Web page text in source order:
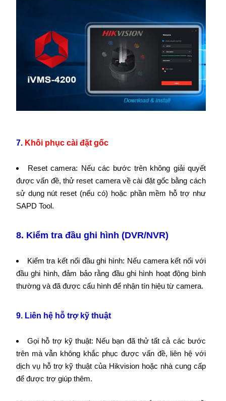
7. Khôi phục cài đặt gốc
Reset camera: Nếu các bước trên không giải quyết
được vấn đề, thử reset camera về cài đặt gốc bằng cách
sử dụng nút reset (nếu có) hoặc phần mềm hỗ trợ như
SAPD Tool.
8. Kiểm tra đầu ghi hình (DVR/NVR)
Kiểm tra kết nối đầu ghi hình: Nếu camera kết nối với
đầu ghi hình, đảm bảo rằng đầu ghi hình hoạt động bình
thường và đã được cấu hình để nhận tín hiệu từ camera.
9. Liên hệ hỗ trợ kỹ thuật
Gọi hỗ trợ kỹ thuật: Nếu bạn đã thử tất cả các bước
trên mà vẫn không khắc phục được vấn đề, liên hệ với
dịch vụ hỗ trợ kỹ thuật của Hikvision hoặc nhà cung cấp
để được trợ giúp thêm.